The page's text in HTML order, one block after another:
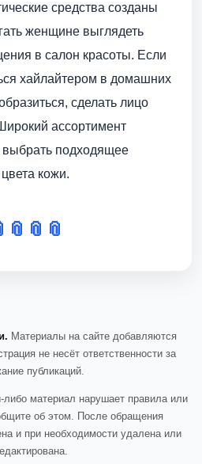
средства созданы
женщине выглядеть
в салон красоты. Если
хайлайтером в домашних
сделать лицо
ассортимент
выбрать подходящее
кожи.
📎 📎 📎
Материалы на сайте добавляются
не несёт ответственности за
публикаций.
либо материал нарушает правила или
об этом. После обращения
и при необходимости удалена или